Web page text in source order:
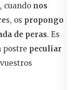
, cuando nos
s, os propongo
de peras. Es
postre peculiar
vuestros